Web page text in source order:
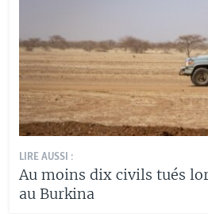
LIRE AUSSI :
Au moins dix civils tués
au Burkina